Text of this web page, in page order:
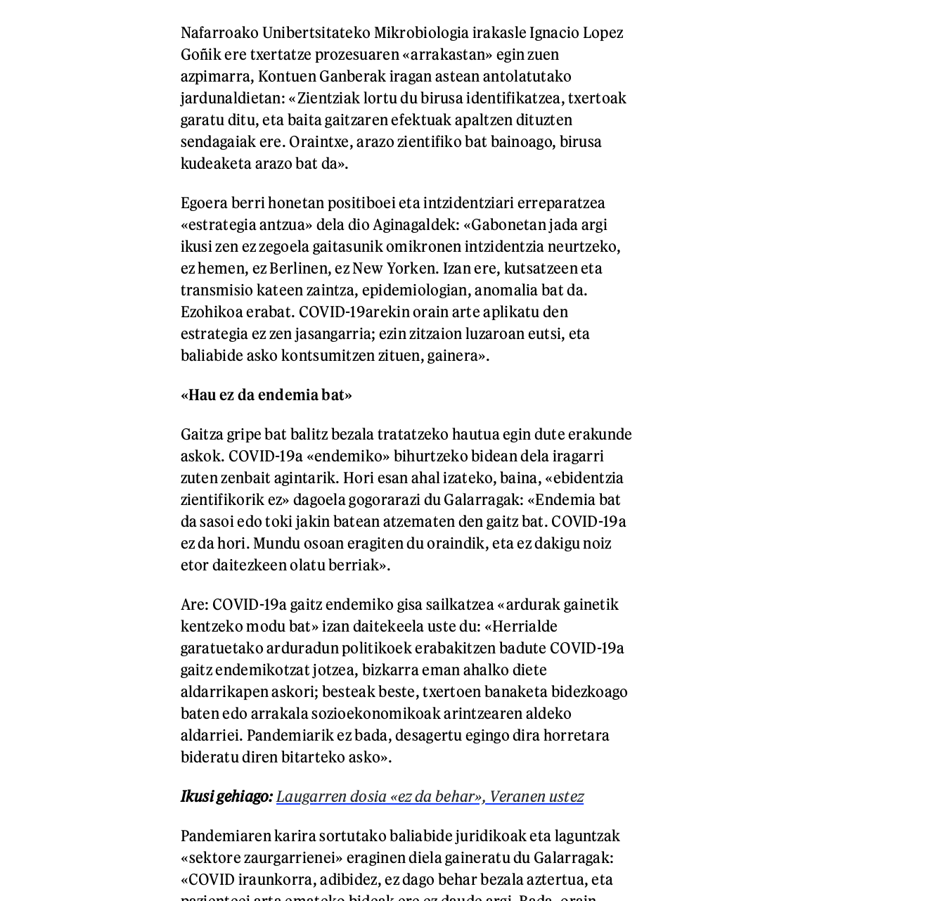
Nafarroako Unibertsitateko Mikrobiologia irakasle Ignacio Lopez
Goñik ere txertatze prozesuaren «arrakastan» egin zuen
azpimarra, Kontuen Ganberak iragan astean antolatutako
jardunaldietan: «Zientziak lortu du birusa identifikatzea, txertoak
garatu ditu, eta baita gaitzaren efektuak apaltzen dituzten
sendagaiak ere. Oraintxe, arazo zientifiko bat bainoago, birusa
kudeaketa arazo bat da».
Egoera berri honetan positiboei eta intzidentziari erreparatzea
«estrategia antzua» dela dio Aginagaldek: «Gabonetan jada argi
ikusi zen ez zegoela gaitasunik omikronen intzidentzia neurtzeko,
ez hemen, ez Berlinen, ez New Yorken. Izan ere, kutsatzeen eta
transmisio kateen zaintza, epidemiologian, anomalia bat da.
Ezohikoa erabat. COVID-19arekin orain arte aplikatu den
estrategia ez zen jasangarria; ezin zitzaion luzaroan eutsi, eta
baliabide asko kontsumitzen zituen, gainera».
«Hau ez da endemia bat»
Gaitza gripe bat balitz bezala tratatzeko hautua egin dute erakunde
askok. COVID-19a «endemiko» bihurtzeko bidean dela iragarri
zuten zenbait agintarik. Hori esan ahal izateko, baina, «ebidentzia
zientifikorik ez» dagoela gogorarazi du Galarragak: «Endemia bat
da sasoi edo toki jakin batean atzematen den gaitz bat. COVID-19a
ez da hori. Mundu osoan eragiten du oraindik, eta ez dakigu noiz
etor daitezkeen olatu berriak».
Are: COVID-19a gaitz endemiko gisa sailkatzea «ardurak gainetik
kentzeko modu bat» izan daitekeela uste du: «Herrialde
garatuetako arduradun politikoek erabakitzen badute COVID-19a
gaitz endemikotzat jotzea, bizkarra eman ahalko diete
aldarrikapen askori; besteak beste, txertoen banaketa bidezkoago
baten edo arrakala sozioekonomikoak arintzearen aldeko
aldarriei. Pandemiarik ez bada, desagertu egingo dira horretara
bideratu diren bitarteko asko».
Ikusi gehiago: Laugarren dosia «ez da behar», Veranen ustez
Pandemiaren karira sortutako baliabide juridikoak eta laguntzak
«sektore zaurgarrienei» eraginen diela gaineratu du Galarragak:
«COVID iraunkorra, adibidez, ez dago behar bezala aztertua, eta